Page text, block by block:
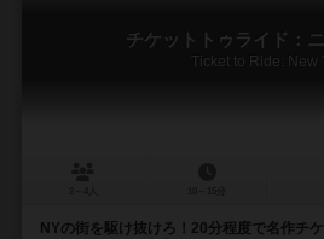
チケットトゥライド：
Ticket to Ride: New
NYの街を駆け抜けろ！20分程度で名作チ